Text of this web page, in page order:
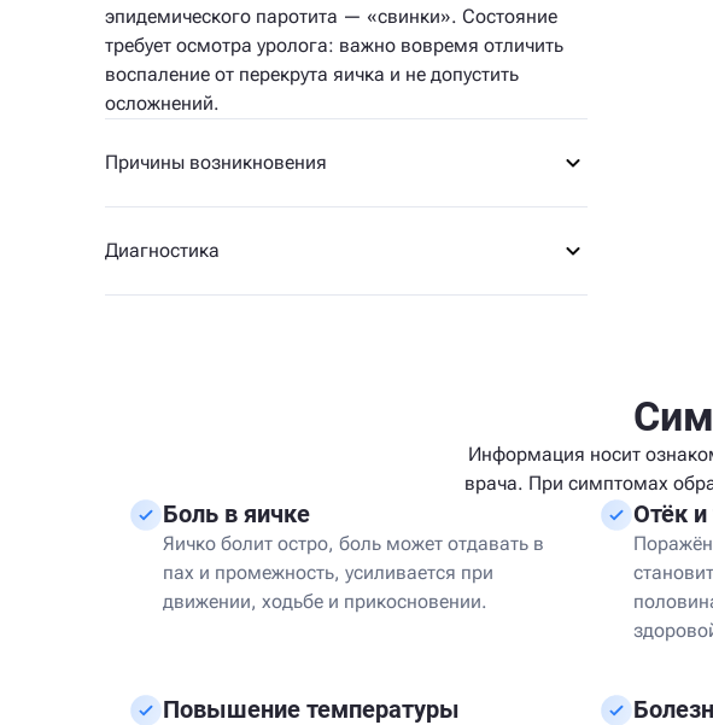
эпидемического паротита — «свинки». Состояние
требует осмотра уролога: важно вовремя отличить
воспаление от перекрута яичка и не допустить
осложнений.
Причины возникновения
Диагностика
Информация носит
врача. При симптомах
Боль в яичке
Яичко болит остро, боль может отдавать в
пах и промежность, усиливается при
движении, ходьбе и прикосновении.
Отёк и
Повышение температуры